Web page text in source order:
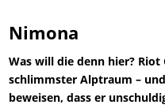
Nimona
Was will die denn hier?
schlimmster Alptraum –
beweisen, dass er